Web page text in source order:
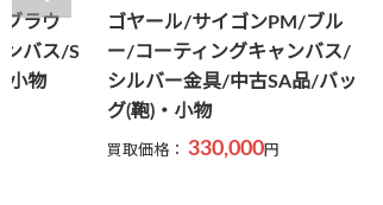
ブル
ンバス/
品/バッ
ゴヤール/ボエムホーボーバッ
グ/ネイビー/コーティングキ
ャンバス/シルバー金具/中古A
品/バッグ(鞄)・小物
買取価格： 230,000円